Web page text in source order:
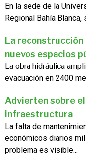
En la sede de la
Regional Bahía
La reconstrucción
nuevos espacios
La obra hidráulica
evacuación en 2400
Advierten sobre
infraestructura
La falta de
económicos diarios
problema es visible...